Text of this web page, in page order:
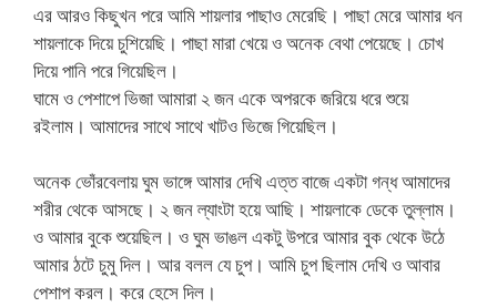
এর আরও কিছুখন পরে আমি শায়লার পাছাও মেরেছি। পাছা মেরে আমার ধন
শায়লাকে দিয়ে চুশিয়েছি। পাছা মারা খেয়ে ও অনেক বেথা পেয়েছে। চোখ
দিয়ে পানি পরে গিয়েছিল।
ঘামে ও পেশাপে ভিজা আমারা ২ জন একে অপরকে জরিয়ে ধরে শুয়ে
রইলাম। আমাদের সাথে সাথে খাটও ভিজে গিয়েছিল।
অনেক ভোঁরবেলায় ঘুম ভাঙ্গে আমার দেখি এত্ত বাজে একটা গন্ধ আমাদের
শরীর থেকে আসছে। ২ জন ল্যাংটা হয়ে আছি। শায়লাকে ডেকে তুল্লাম।
ও আমার বুকে শুয়েছিল। ও ঘুম ভাঙল একটু উপরে আমার বুক থেকে উঠে
আমার ঠটে চুমু দিল। আর বলল যে চুপ। আমি চুপ ছিলাম দেখি ও আবার
পেশাপ করল। করে হেসে দিল।